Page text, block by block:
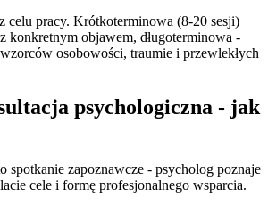
celu pracy. Krótkoterminowa (8-20 sesji)
konkretnym objawem, długoterminowa -
osobowości, traumie i przewlekłych
psychologiczna - jak
spotkanie zapoznawcze - psycholog poznaje
cele i formę profesjonalnego wsparcia.